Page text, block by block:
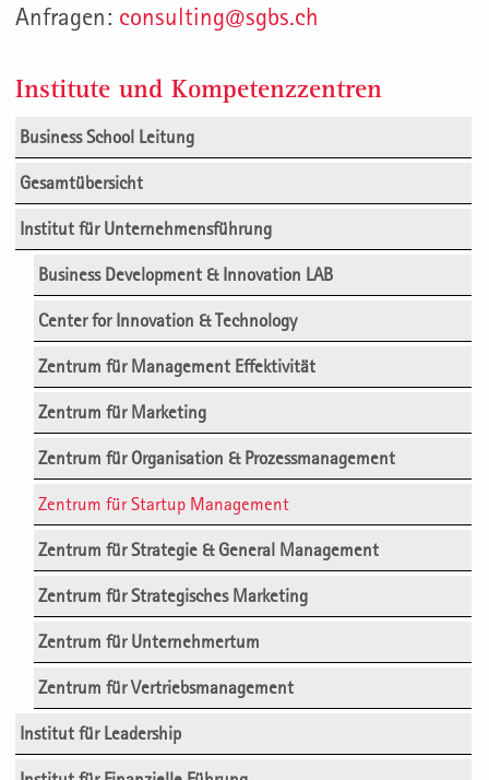
Anfragen: consulting@sgbs.ch
Institute und Kompetenzzentren
Business School Leitung
Gesamtübersicht
Institut für Unternehmensführung
Business Development & Innovation LAB
Center for Innovation & Technology
Zentrum für Management Effektivität
Zentrum für Marketing
Zentrum für Organisation & Prozessmanagement
Zentrum für Startup Management
Zentrum für Strategie & General Management
Zentrum für Strategisches Marketing
Zentrum für Unternehmertum
Zentrum für Vertriebsmanagement
Institut für Leadership